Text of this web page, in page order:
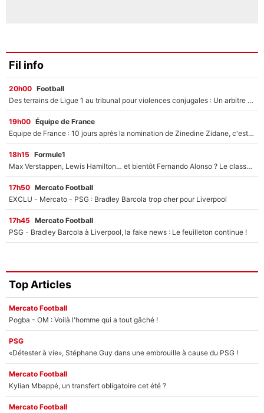
Fil info
20h00 Football
Des terrains de Ligue 1 au tribunal pour violences conjugales : Un arbitre français encourt une peine de 18 mois de prison !
19h00 Équipe de France
Equipe de France : 10 jours après la nomination de Zinedine Zidane, c'est au tour de son fils de prendre un nouveau départ !
18h15 Formule1
Max Verstappen, Lewis Hamilton… et bientôt Fernando Alonso ? Le classement des pilotes les mieux payés en Formule 1 risque de changer !
17h50 Mercato Football
EXCLU - Mercato - PSG : Bradley Barcola trop cher pour Liverpool
17h45 Mercato Football
PSG - Bradley Barcola à Liverpool, la fake news : Le feuilleton continue !
Top Articles
Mercato Football
Pogba - OM : Voilà l'homme qui a tout gâché !
PSG
«Détester à vie», Stéphane Guy dans une embrouille à cause du PSG !
Mercato Football
Kylian Mbappé, un transfert obligatoire cet été ?
Mercato Football